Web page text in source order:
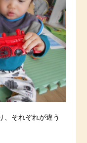
、それぞれが違う